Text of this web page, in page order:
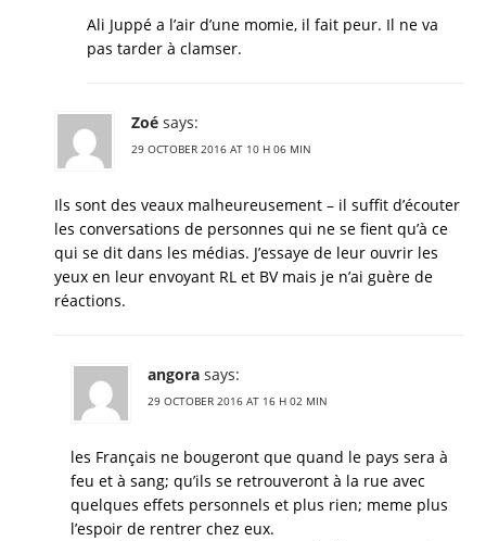
Ali Juppé a l’air d’une momie, il fait peur. Il ne va
pas tarder à clamser.
Zoé says:
29 OCTOBER 2016 AT 10 H 06 MIN
Ils sont des veaux malheureusement – il suffit d’écouter
les conversations de personnes qui ne se fient qu’à ce
qui se dit dans les médias. J’essaye de leur ouvrir les
yeux en leur envoyant RL et BV mais je n’ai guère de
réactions.
angora says:
29 OCTOBER 2016 AT 16 H 02 MIN
les Français ne bougeront que quand le pays sera à
feu et à sang; qu’ils se retrouveront à la rue avec
quelques effets personnels et plus rien; meme plus
l’espoir de rentrer chez eux.